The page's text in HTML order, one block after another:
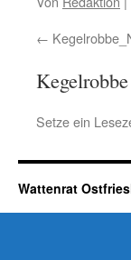
Setze ein
Wattenrat